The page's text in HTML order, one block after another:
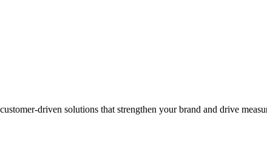
driven solutions that strengthen your brand and drive